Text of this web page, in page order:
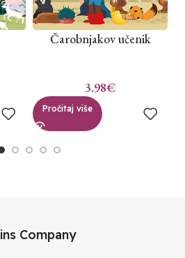
Čarobnjakov učenik
3.98€
Pročitaj više
Company